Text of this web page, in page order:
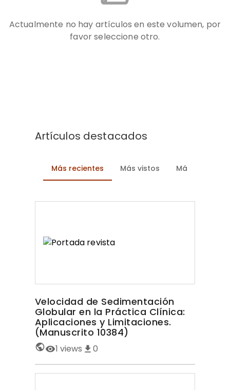
Actualmente no hay artículos en este volumen, por
favor seleccione otro.
Artículos destacados
Más recientes Más vistos Más
Velocidad de Sedimentación
Globular en la Práctica Clínica:
Aplicaciones y Limitaciones.
(Manuscrito 10384)
1 views 0